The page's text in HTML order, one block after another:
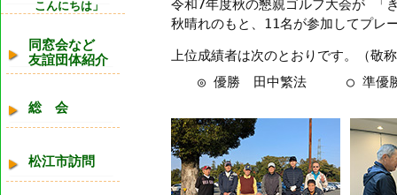
こんにちは」
同窓会など
友誼団体紹介
総 会
松江市訪問
令和7年度秋の懇親ゴルフ大会が 「
秋晴れのもと、11名が参加してプレ
上位成績者は次のとおりです。（敬
◎ 優勝 田中繁法 ○ 準優